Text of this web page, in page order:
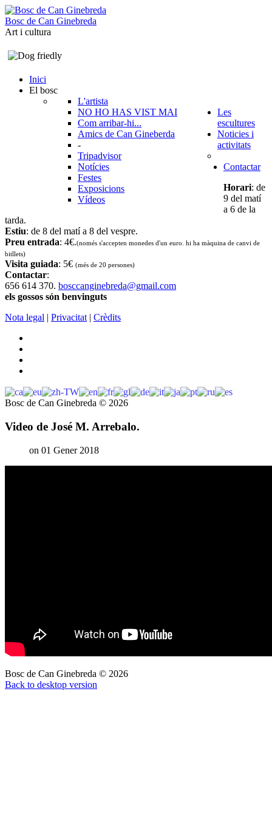
Bosc de Can Ginebreda
Art i cultura
Inici
El bosc
L'artista
NO HO HAS VIST MAI
Com arribar-hi...
Amics de Can Gineberda
-
Tripadvisor
Les
escultures
Noticies i
activitats
Notícies
Festes
Exposicions
Vídeos
Contactar
Horari: de
9 del matí
a 6 de la
tarda.
Estiu: de 8 del matí a 8 del vespre.
Preu entrada: 4€.(només s'accepten monedes d'un euro. hi ha màquina de canvi de
bitllets)
Visita guiada: 5€ (més de 20 persones)
Contactar:
656 614 370. bosccanginebreda@gmail.com
els gossos són benvinguts
Nota legal | Privacitat | Crèdits
Bosc de Can Ginebreda © 2026
Video de José M. Arrebalo.
on 01 Gener 2018
Bosc de Can Ginebreda © 2026
Back to desktop version